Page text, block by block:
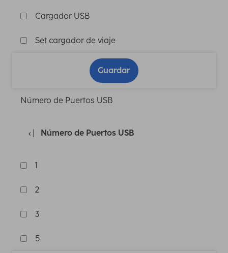
Cargador USB
Set cargador de viaje
Guardar
Número de Puertos USB
Número de Puertos USB
1
2
3
5